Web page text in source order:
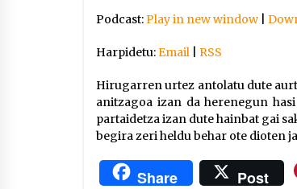
Podcast:Play in new window
Harpidetu:Email RSS
Hirugarren urtez antolatu dute
anitzagoa izan da herenegun
partaidetza izan dute hainbat gai
begira zeri heldu behar ote dioten
Share Post